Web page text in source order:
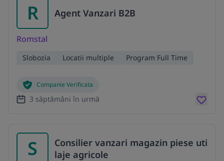
R Agent Vanzari B2B
Romstal
Slobozia Locatii multiple Program Full Time
Companie Verificata
3 săptămâni în urmă
S
Consilier vanzari magazin piese uti
laje agricole